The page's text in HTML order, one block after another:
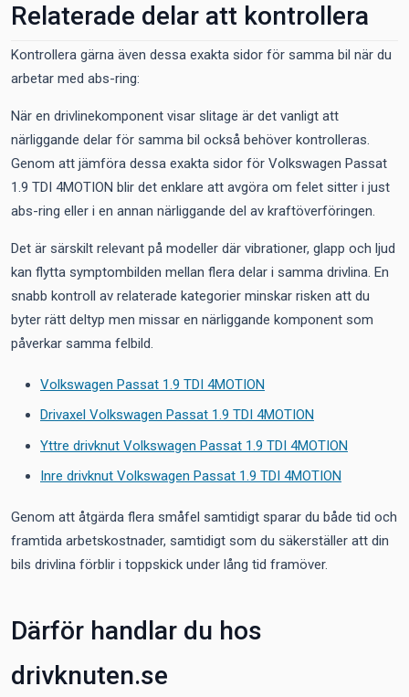
Relaterade delar att kontrollera
Kontrollera gärna även dessa exakta sidor för samma bil när du
arbetar med abs-ring:
När en drivlinekomponent visar slitage är det vanligt att
närliggande delar för samma bil också behöver kontrolleras.
Genom att jämföra dessa exakta sidor för Volkswagen Passat
1.9 TDI 4MOTION blir det enklare att avgöra om felet sitter i just
abs-ring eller i en annan närliggande del av kraftöverföringen.
Det är särskilt relevant på modeller där vibrationer, glapp och ljud
kan flytta symptombilden mellan flera delar i samma drivlina. En
snabb kontroll av relaterade kategorier minskar risken att du
byter rätt deltyp men missar en närliggande komponent som
påverkar samma felbild.
Volkswagen Passat 1.9 TDI 4MOTION
Drivaxel Volkswagen Passat 1.9 TDI 4MOTION
Yttre drivknut Volkswagen Passat 1.9 TDI 4MOTION
Inre drivknut Volkswagen Passat 1.9 TDI 4MOTION
Genom att åtgärda flera småfel samtidigt sparar du både tid och
framtida arbetskostnader, samtidigt som du säkerställer att din
bils drivlina förblir i toppskick under lång tid framöver.
Därför handlar du hos
drivknuten.se